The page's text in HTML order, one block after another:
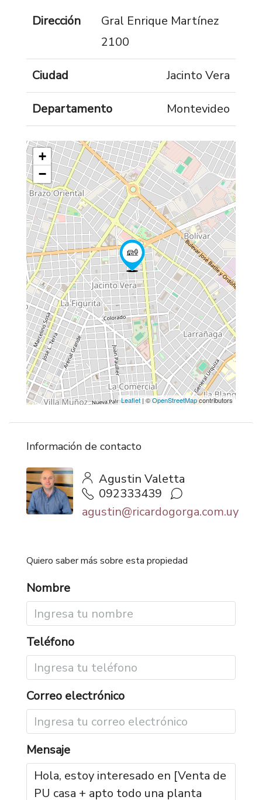
Dirección
Gral Enrique Martínez
2100
Ciudad Jacinto Vera
Departamento Montevideo
+
−
Leaflet | ©OpenStreetMapcontributors
Información de contacto
Agustin Valetta
092333439
agustin@ricardogorga.com.uy
Quiero saber más sobre esta propiedad
Nombre
Teléfono
Correo electrónico
Mensaje